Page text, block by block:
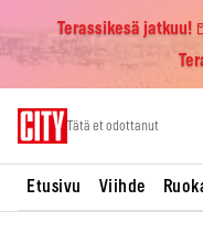
Terassikesä jatkuu!
Tätä et odottanut
Etusivu Viihde